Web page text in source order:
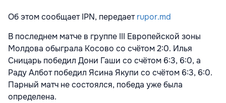
Об этом сообщает IPN, передаетrupor.md
В последнем матче в группе III Европейской зоны
Молдова обыграла Косово со счётом 2:0. Илья
Сницарь победил Дони Гаши со счётом 6:3, 6:0, а
Раду Албот победил Ясина Якупи со счётом 6:3, 6:0.
Парный матч не состоялся, победа уже была
определена.